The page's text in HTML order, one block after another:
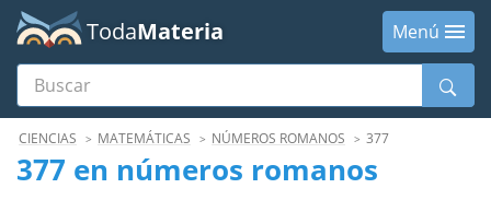
TodaMateria
Menú
Buscar
MenúCIENCIAS MATEMÁTICAS NÚMEROS ROMANOS 377
377 en números romanos